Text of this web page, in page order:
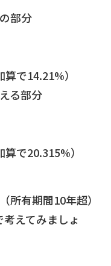
部分
で14.21%）
る部分
で20.315%）
所有期間10年超）
えてみましょ